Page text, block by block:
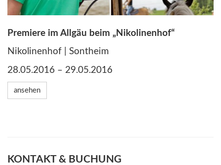
Premiere im Allgäu beim „Nikolinenhof“
Nikolinenhof | Sontheim
28.05.2016 – 29.05.2016
ansehen
KONTAKT & BUCHUNG